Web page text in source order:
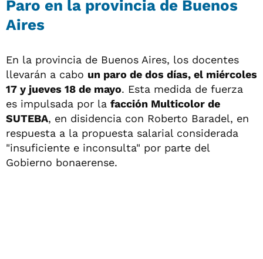
Paro en la provincia de Buenos
Aires
En la provincia de Buenos Aires, los docentes
llevarán a cabo un paro de dos días, el miércoles
17 y jueves 18 de mayo. Esta medida de fuerza
es impulsada por la facción Multicolor de
SUTEBA, en disidencia con Roberto Baradel, en
respuesta a la propuesta salarial considerada
"insuficiente e inconsulta" por parte del
Gobierno bonaerense.